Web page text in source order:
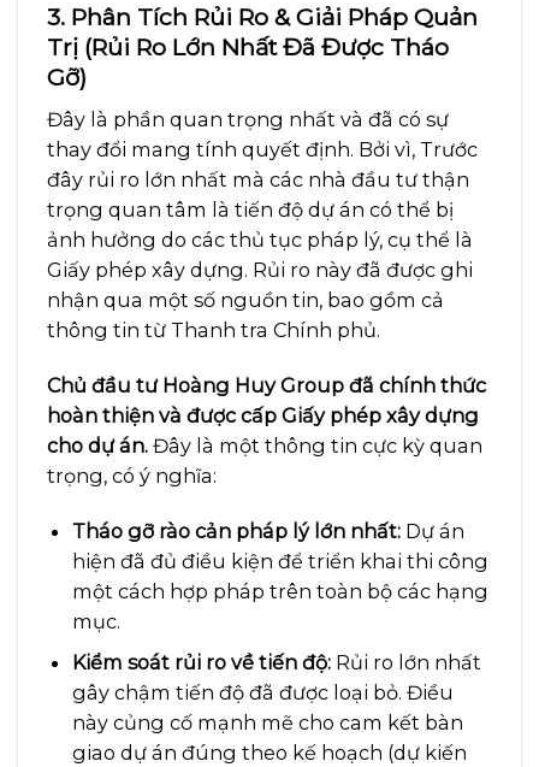
3. Phân Tích Rủi Ro & Giải Pháp Quản
Trị (Rủi Ro Lớn Nhất Đã Được Tháo
Gỡ)
Đây là phần quan trọng nhất và đã có sự
thay đổi mang tính quyết định. Bởi vì, Trước
đây rủi ro lớn nhất mà các nhà đầu tư thận
trọng quan tâm là tiến độ dự án có thể bị
ảnh hưởng do các thủ tục pháp lý, cụ thể là
Giấy phép xây dựng. Rủi ro này đã được ghi
nhận qua một số nguồn tin, bao gồm cả
thông tin từ Thanh tra Chính phủ.
Chủ đầu tư Hoàng Huy Group đã chính thức
hoàn thiện và được cấp Giấy phép xây dựng
cho dự án. Đây là một thông tin cực kỳ quan
trọng, có ý nghĩa:
Tháo gỡ rào cản pháp lý lớn nhất: Dự án
hiện đã đủ điều kiện để triển khai thi công
một cách hợp pháp trên toàn bộ các hạng
mục.
Kiểm soát rủi ro về tiến độ: Rủi ro lớn nhất
gây chậm tiến độ đã được loại bỏ. Điều
này củng cố mạnh mẽ cho cam kết bàn
giao dự án đúng theo kế hoạch (dự kiến